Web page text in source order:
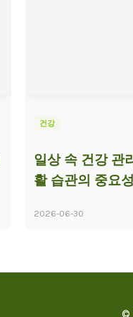
건강
일상 속 건강 관
활 습관의 중요성
2026-06-30
©